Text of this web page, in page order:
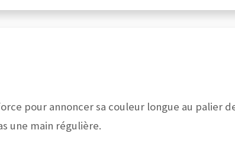
pour annoncer sa couleur longue au palier
une main régulière.